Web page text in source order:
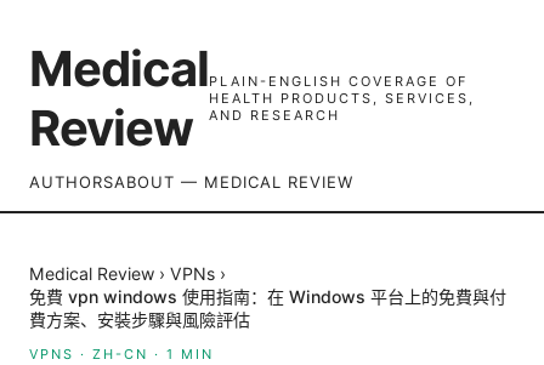
Medical
Review
PLAIN-ENGLISH COVERAGE OF
HEALTH PRODUCTS, SERVICES,
AND RESEARCH
AUTHORSABOUT — MEDICAL REVIEW
Medical Review › VPNs ›
免費 vpn windows 使用指南：在 Windows 平台上的免費與付
費方案、安裝步驟與風險評估
VPNS · ZH-CN · 1 MIN